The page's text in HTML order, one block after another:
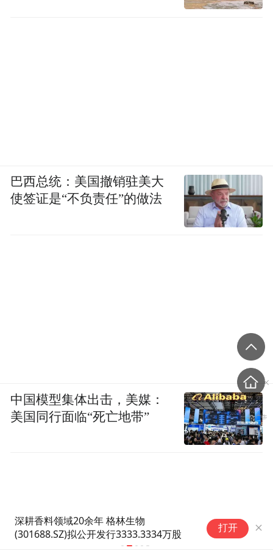
ICE农产品期货主力合约收盘多数上涨 打开
巴西总统：美国撤销驻美大
使签证是“不负责任”的做法
中国模型集体出击，美媒：
美国同行面临“死亡地带”